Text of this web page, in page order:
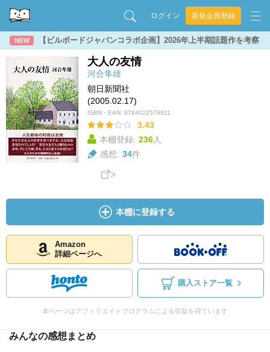
ログイン 新規会員登録
NEW 【ビルボードジャパンコラボ企画】2026年上半期話題作を考察
大人の友情
河合隼雄
朝日新聞社
(2005.02.17)
ISBN・EAN: 9784022579911
3.43
本棚登録: 236人
感想: 34件
本棚に登録する
Amazon
詳細ページへ
購入ストア一覧
本ページはアフィリエイトプログラムによる収益を得ています
みんなの感想まとめ